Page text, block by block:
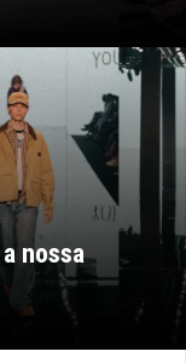
nossa